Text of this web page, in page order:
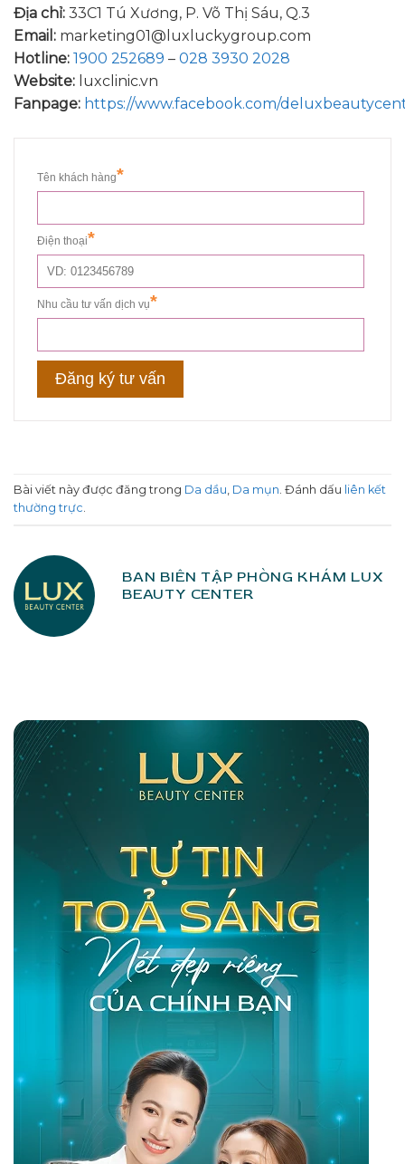
Địa chỉ: 33C1 Tú Xương, P. Võ Thị Sáu, Q.3
Email: marketing01@luxluckygroup.com
Hotline: 1900 252689 – 028 3930 2028
Website: luxclinic.vn
Fanpage: https://www.facebook.com/
Bài viết này được đăng trong Da dầu Da mụn . Đánh dấu liên kết
thường trực
BAN BIÊN TẬP PHÒNG KHÁM LUX
BEAUTY CENTER